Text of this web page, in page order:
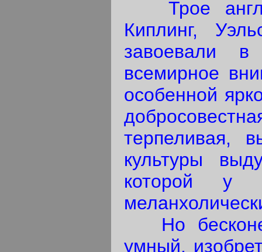
Трое
Киплинг,
завоевали
всемирное
особенной
терпеливая,
культуры
которой у
Но
умный,